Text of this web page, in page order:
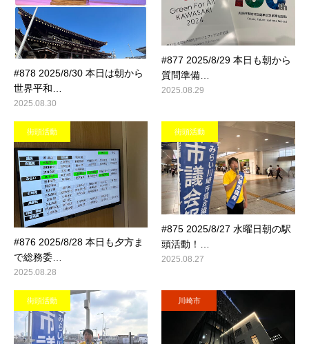
#878 2025/8/30 本日は朝から
世界平和…
2025.08.30
#877 2025/8/29 本日も朝から
質問準備…
2025.08.29
街頭活動
#876 2025/8/28 本日も夕方ま
で総務委…
2025.08.28
街頭活動
#875 2025/8/27 水曜日朝の駅
頭活動！…
2025.08.27
街頭活動 川崎市